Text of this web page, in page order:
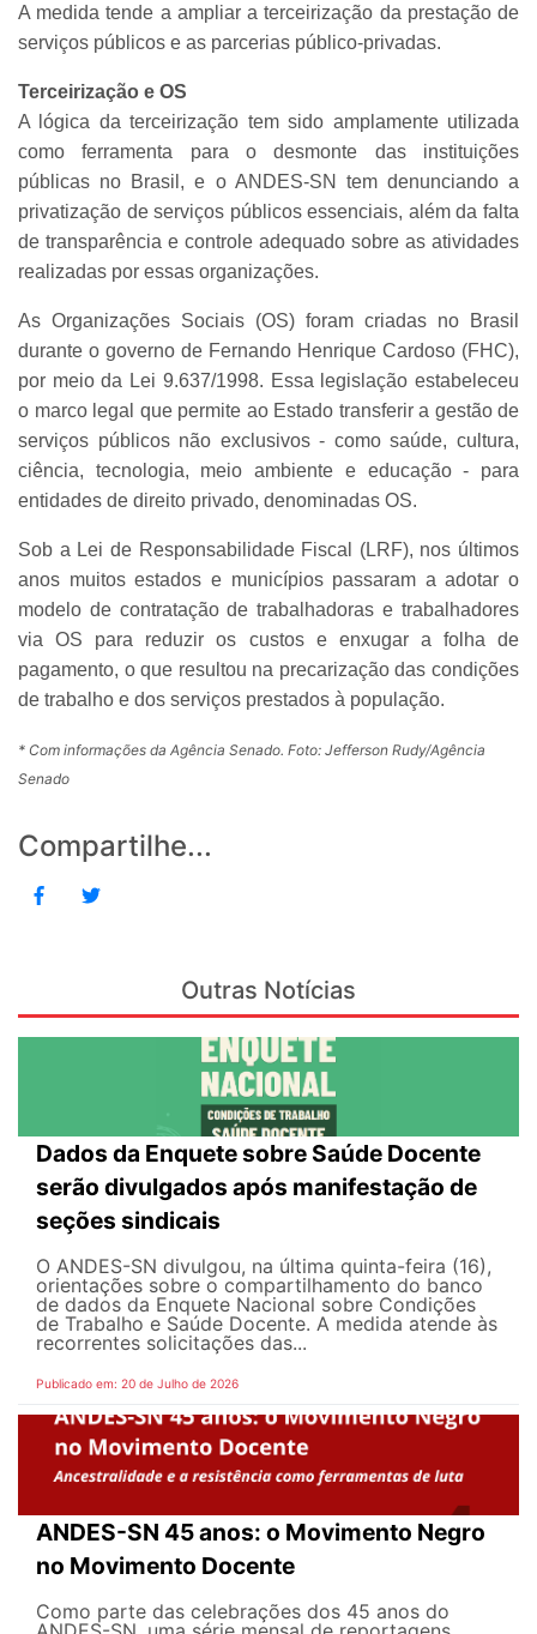
A medida tende a ampliar a terceirização da prestação de
serviços públicos e as parcerias público-privadas.
Terceirização e OS
A lógica da terceirização tem sido amplamente utilizada
como ferramenta para o desmonte das instituições
públicas no Brasil, e o ANDES-SN tem denunciando a
privatização de serviços públicos essenciais, além da falta
de transparência e controle adequado sobre as atividades
realizadas por essas organizações.
As Organizações Sociais (OS) foram criadas no Brasil
durante o governo de Fernando Henrique Cardoso (FHC),
por meio da Lei 9.637/1998. Essa legislação estabeleceu
o marco legal que permite ao Estado transferir a gestão de
serviços públicos não exclusivos - como saúde, cultura,
ciência, tecnologia, meio ambiente e educação - para
entidades de direito privado, denominadas OS.
Sob a Lei de Responsabilidade Fiscal (LRF), nos últimos
anos muitos estados e municípios passaram a adotar o
modelo de contratação de trabalhadoras e trabalhadores
via OS para reduzir os custos e enxugar a folha de
pagamento, o que resultou na precarização das condições
de trabalho e dos serviços prestados à população.
* Com informações da Agência Senado. Foto: Jefferson Rudy/Agência
Senado
Compartilhe...
Outras Notícias
Dados da Enquete sobre Saúde Docente
serão divulgados após manifestação de
seções sindicais
O ANDES-SN divulgou, na última quinta-feira (16),
orientações sobre o compartilhamento do banco
de dados da Enquete Nacional sobre Condições
de Trabalho e Saúde Docente. A medida atende às
recorrentes solicitações das...
Publicado em: 20 de Julho de 2026
ANDES-SN 45 anos: o Movimento Negro
no Movimento Docente
Como parte das celebrações dos 45 anos do